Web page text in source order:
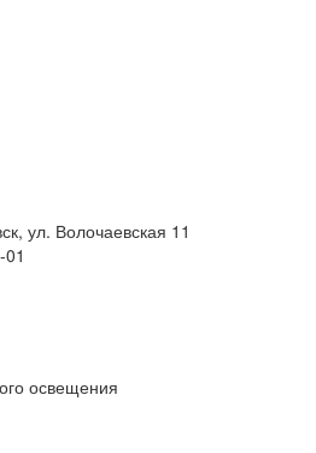
ул. Волочаевская 11
освещения